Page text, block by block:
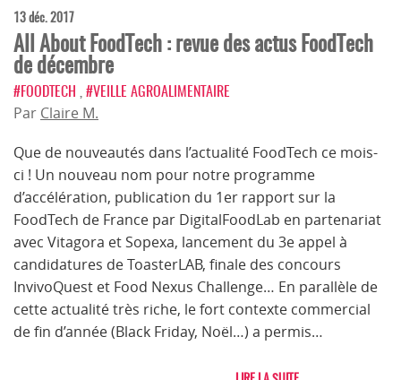
13 déc. 2017
All About FoodTech : revue des actus FoodTech
de décembre
#FOODTECH #VEILLE AGROALIMENTAIRE
Par Claire M.
Que de nouveautés dans l’actualité FoodTech ce mois-
ci ! Un nouveau nom pour notre programme
d’accélération, publication du 1er rapport sur la
FoodTech de France par DigitalFoodLab en partenariat
avec Vitagora et Sopexa, lancement du 3e appel à
candidatures de ToasterLAB, finale des concours
InvivoQuest et Food Nexus Challenge… En parallèle de
cette actualité très riche, le fort contexte commercial
de fin d’année (Black Friday, Noël…) a permis…